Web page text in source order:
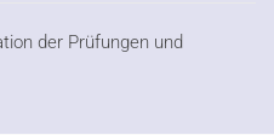
der Prüfungen und